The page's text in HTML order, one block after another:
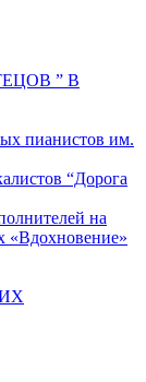
” В
пианистов им.
“Дорога
на
«Вдохновение»